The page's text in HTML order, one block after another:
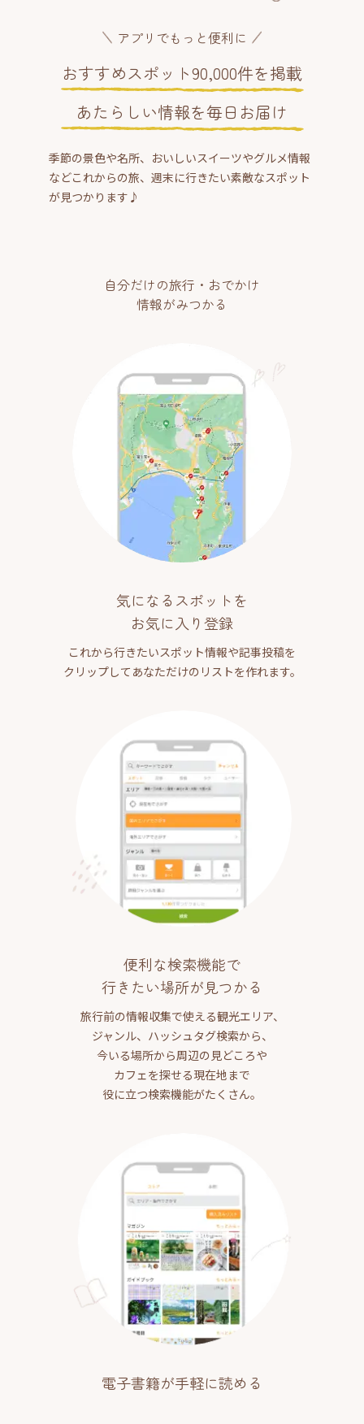
アプリでもっと便利に
おすすめスポット90,000件を掲載
あたらしい情報を毎日お届け
季節の景色や名所、おいしいスイーツやグルメ情報
などこれからの旅、週末に行きたい素敵なスポット
が見つかります♪
自分だけの旅行・おでかけ
情報がみつかる
気になるスポットを
お気に入り登録
これから行きたいスポット情報や記事投稿を
クリップしてあなただけのリストを作れます。
便利な検索機能で
行きたい場所が見つかる
旅行前の情報収集で使える観光エリア、
ジャンル、ハッシュタグ検索から、
今いる場所から周辺の見どころや
カフェを探せる現在地まで
役に立つ検索機能がたくさん。
電子書籍が手軽に読める